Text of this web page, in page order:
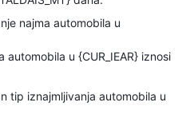
najma automobila u
automobila u {CUR_IEAR} iznosi
tip iznajmljivanja automobila u